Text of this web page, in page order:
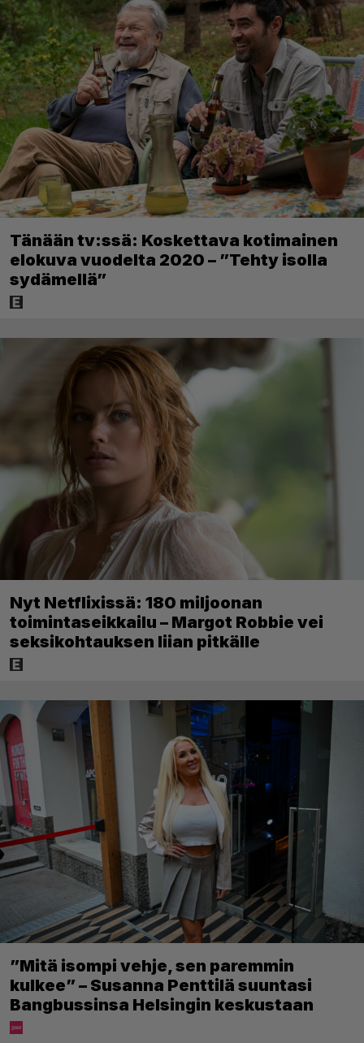
Tänään tv:ssä: Koskettava kotimainen
elokuva vuodelta 2020 – ”Tehty isolla
sydämellä”
Nyt Netflixissä: 180 miljoonan
toimintaseikkailu – Margot Robbie vei
seksikohtauksen liian pitkälle
”Mitä isompi vehje, sen paremmin
kulkee” – Susanna Penttilä suuntasi
Bangbussinsa Helsingin keskustaan